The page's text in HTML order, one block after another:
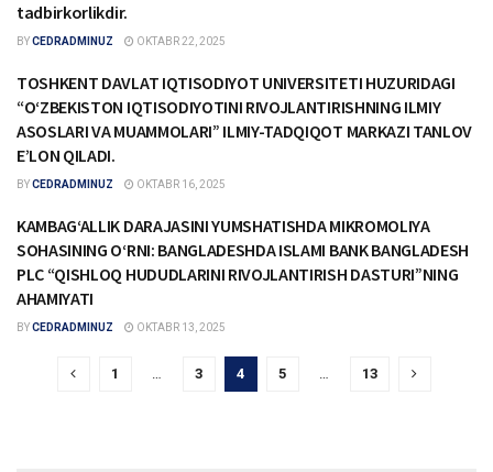
tadbirkorlikdir.
BYCEDRADMINUZ OKTABR 22, 2025
YANGILIKLAR
TOSHKENT DAVLAT IQTISODIYOT UNIVERSITETI HUZURIDAGI
“O‘ZBEKISTON IQTISODIYOTINI RIVOJLANTIRISHNING ILMIY
ASOSLARI VA MUAMMOLARI” ILMIY-TADQIQOT MARKAZI TANLOV
E’LON QILADI.
BYCEDRADMINUZ OKTABR 16, 2025
MAQOLALAR
KAMBAG‘ALLIK DARAJASINI YUMSHATISHDA MIKROMOLIYA
SOHASINING O‘RNI: BANGLADESHDA ISLAMI BANK BANGLADESH
PLC “QISHLOQ HUDUDLARINI RIVOJLANTIRISH DASTURI”NING
AHAMIYATI
BYCEDRADMINUZ OKTABR 13, 2025
1 … 3 4 5 … 13